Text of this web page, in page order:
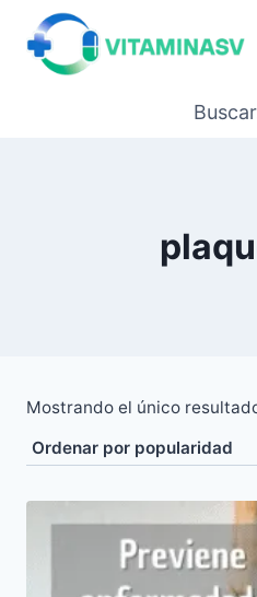
Saltar
contenido
Mostrando el único